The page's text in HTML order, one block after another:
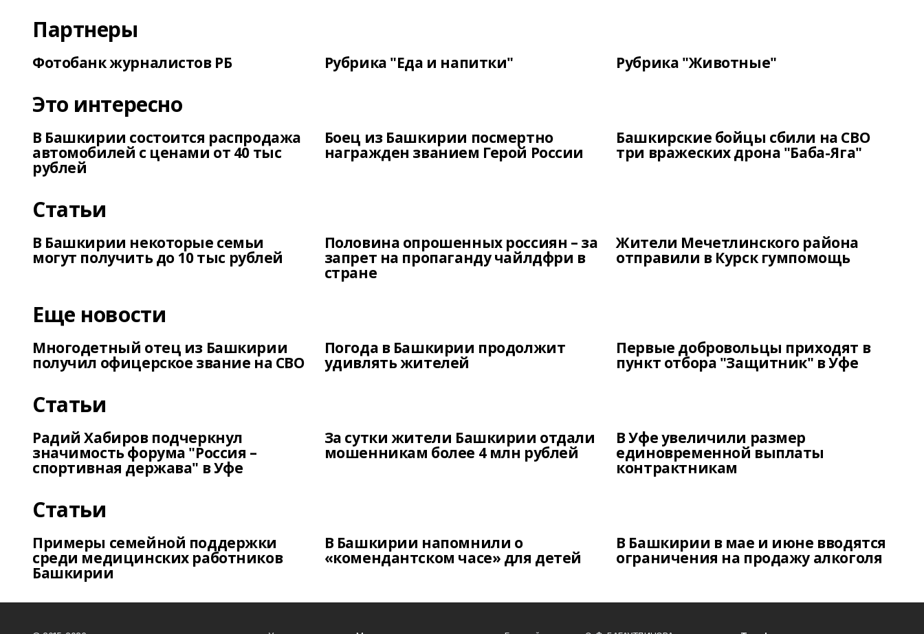
Партнеры
Фотобанк журналистов РБ Рубрика "Еда и напитки" Рубрика "Животные"
Это интересно
В Башкирии состоится распродажа
автомобилей с ценами от 40 тыс
рублей
Боец из Башкирии посмертно
награжден званием Герой России
Башкирские бойцы сбили на СВО
три вражеских дрона "Баба-Яга"
Статьи
В Башкирии некоторые семьи
могут получить до 10 тыс рублей
Половина опрошенных россиян – за
запрет на пропаганду чайлдфри в
стране
Жители Мечетлинского района
отправили в Курск гумпомощь
Еще новости
Многодетный отец из Башкирии
получил офицерское звание на СВО
Погода в Башкирии продолжит
удивлять жителей
Первые добровольцы приходят в
пункт отбора "Защитник" в Уфе
Статьи
Радий Хабиров подчеркнул
значимость форума "Россия –
спортивная держава" в Уфе
За сутки жители Башкирии отдали
мошенникам более 4 млн рублей
В Уфе увеличили размер
единовременной выплаты
контрактникам
Статьи
Примеры семейной поддержки
среди медицинских работников
Башкирии
В Башкирии напомнили о
«комендантском часе» для детей
В Башкирии в мае и июне вводятся
ограничения на продажу алкоголя